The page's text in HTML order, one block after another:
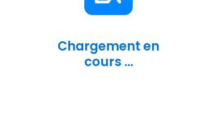
Chargement en
cours ...